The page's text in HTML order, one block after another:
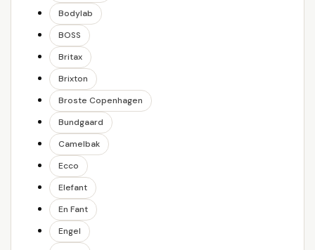
Bodylab
BOSS
Britax
Brixton
Broste Copenhagen
Bundgaard
Camelbak
Ecco
Elefant
En Fant
Engel